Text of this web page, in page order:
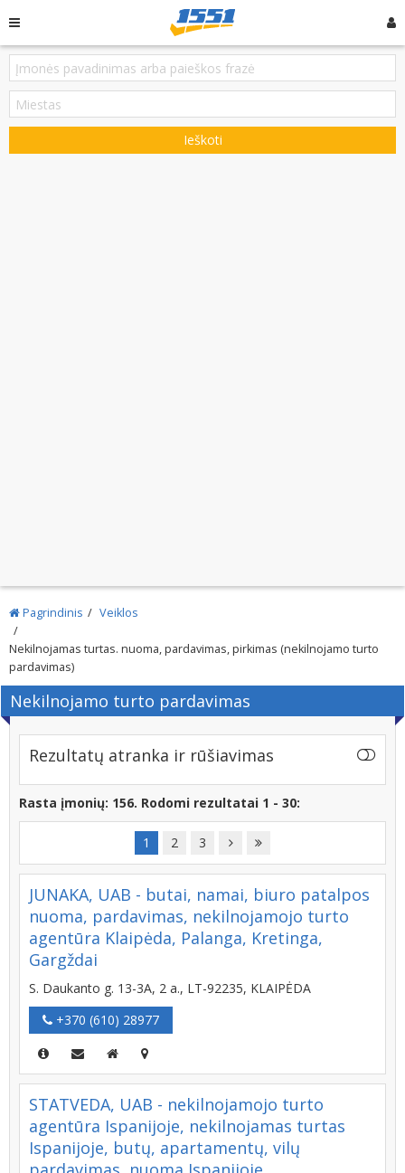
Ieškoti
Pagrindinis Veiklos
Nekilnojamas turtas. nuoma, pardavimas, pirkimas (nekilnojamo turto
pardavimas)
Nekilnojamo turto pardavimas
Rezultatų atranka ir rūšiavimas
Rasta įmonių: 156. Rodomi rezultatai 1 - 30:
1 2 3
JUNAKA, UAB - butai, namai, biuro patalpos
nuoma, pardavimas, nekilnojamojo turto
agentūra Klaipėda, Palanga, Kretinga,
Gargždai
S. Daukanto g. 13-3A, 2 a., LT-92235, KLAIPĖDA
+370 (610) 28977
STATVEDA, UAB - nekilnojamojo turto
agentūra Ispanijoje, nekilnojamas turtas
Ispanijoje, butų, apartamentų, vilų